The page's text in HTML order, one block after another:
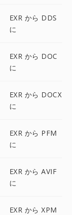
EXR から DDS
に
EXR から DOC
に
EXR から DOCX
に
EXR から PFM
に
EXR から AVIF
に
EXR から XPM